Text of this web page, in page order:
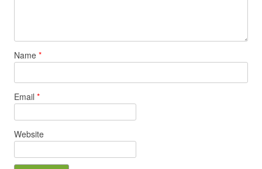
Name *
Email *
Website